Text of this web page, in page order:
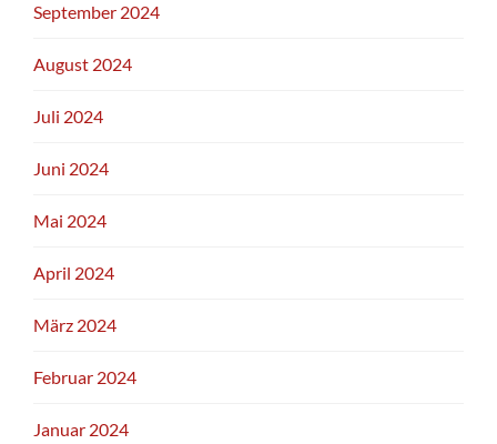
September 2024
August 2024
Juli 2024
Juni 2024
Mai 2024
April 2024
März 2024
Februar 2024
Januar 2024